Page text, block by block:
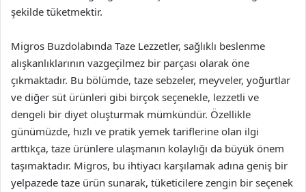
şekilde tüketmektir.
Migros Buzdolabında Taze Lezzetler, sağlıklı beslenme
alışkanlıklarının vazgeçilmez bir parçası olarak öne
çıkmaktadır. Bu bölümde, taze sebzeler, meyveler, yoğurtlar
ve diğer süt ürünleri gibi birçok seçenekle, lezzetli ve
dengeli bir diyet oluşturmak mümkündür. Özellikle
günümüzde, hızlı ve pratik yemek tariflerine olan ilgi
arttıkça, taze ürünlere ulaşmanın kolaylığı da büyük önem
taşımaktadır. Migros, bu ihtiyacı karşılamak adına geniş bir
yelpazede taze ürün sunarak, tüketicilere zengin bir seçenek